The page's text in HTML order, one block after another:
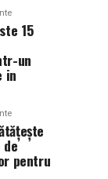
15
un
in
pentru